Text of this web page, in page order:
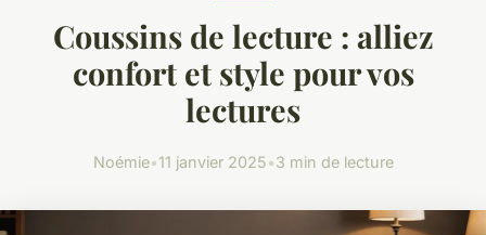
Coussins de lecture : alliez
confort et style pour vos
lectures
Noémie•11 janvier 2025•3 min de lecture